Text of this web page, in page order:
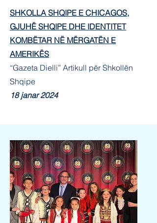
SHKOLLA SHQIPE E CHICAGOS,
GJUHË SHQIPE DHE IDENTITET
KOMBËTAR NË MËRGATËN E
AMERIKËS
“Gazeta Dielli” Artikull për Shkollën
Shqipe
18 janar 2024